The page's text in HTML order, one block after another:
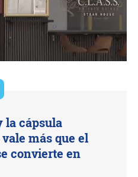
la cápsula
más que el
convierte en